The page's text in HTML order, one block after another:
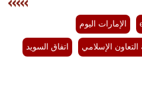
الإمارات اليوم
الإسلامي اتفاق السويد